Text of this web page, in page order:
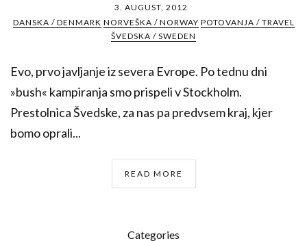
3. AUGUST, 2012
DANSKA / DENMARK NORVEŠKA / NORWAY POTOVANJA / TRAVEL
ŠVEDSKA / SWEDEN
Evo, prvo javljanje iz severa Evrope. Po tednu dni
»bush« kampiranja smo prispeli v Stockholm.
Prestolnica Švedske, za nas pa predvsem kraj, kjer
bomo oprali...
READ MORE
Categories